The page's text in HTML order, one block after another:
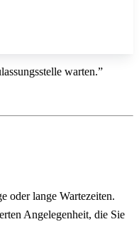
warten.”
oder lange Wartezeiten.
Angelegenheit, die Sie